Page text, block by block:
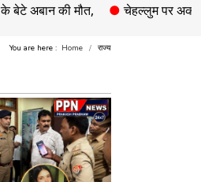
मौत, ● चेहल्लुम पर अकीदत के साथ
You are here : Home राज्य